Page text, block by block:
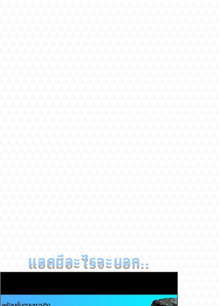
แอดมีอะไรจะบอก..